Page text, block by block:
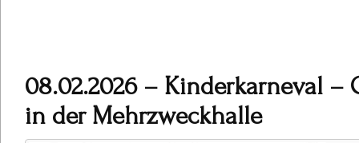
08.02.2026 – Kinderkarneval –
in der Mehrzweckhalle